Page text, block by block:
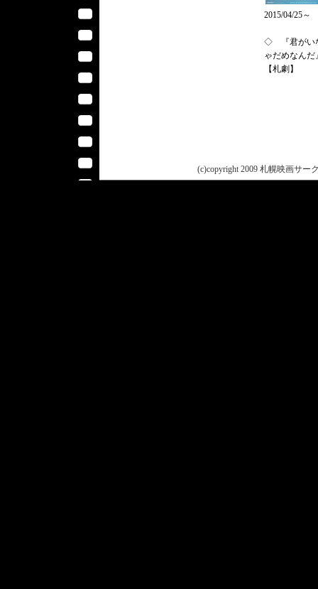
2015/04/25～
◇ 『君がい
ゃだめなんだ
【札劇】
(c)copyright 2009 札幌映画サー